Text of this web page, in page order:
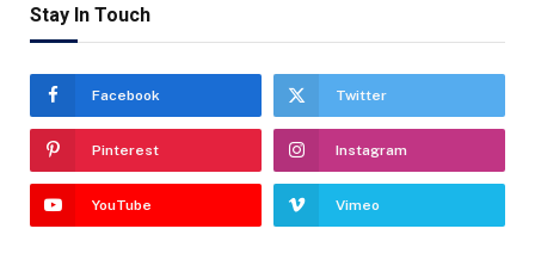
Stay In Touch
Facebook Twitter
Pinterest Instagram
YouTube Vimeo